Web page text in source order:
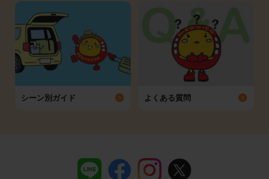
シーン別ガイド よくある質問